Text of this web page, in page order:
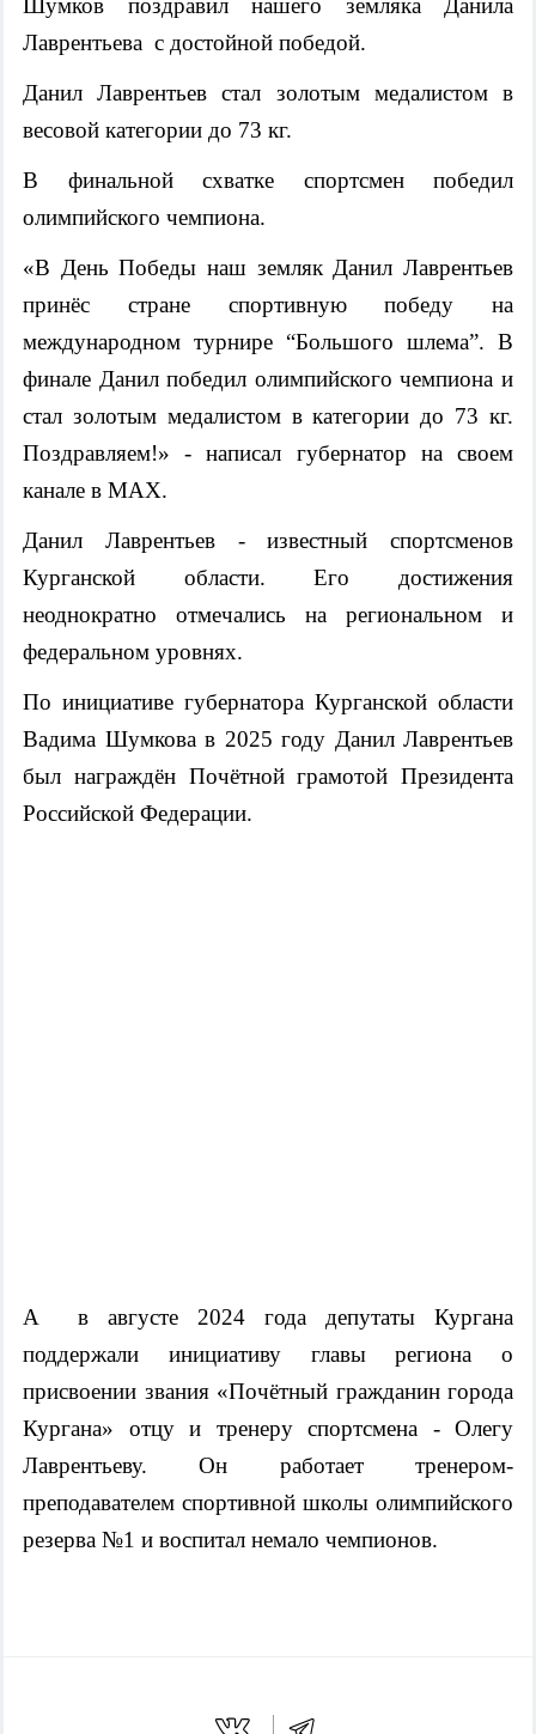
Лаврентьева с достойной победой.
Данил Лаврентьев стал золотым медалистом в
весовой категории до 73 кг.
В финальной схватке спортсмен победил
олимпийского чемпиона.
«В День Победы наш земляк Данил Лаврентьев
принёс стране спортивную победу на
международном турнире “Большого шлема”. В
финале Данил победил олимпийского чемпиона и
стал золотым медалистом в категории до 73 кг.
Поздравляем!» - написал губернатор на своем
канале в MAX.
Данил Лаврентьев - известный спортсменов
Курганской области. Его достижения
неоднократно отмечались на региональном и
федеральном уровнях.
По инициативе губернатора Курганской области
Вадима Шумкова в 2025 году Данил Лаврентьев
был награждён Почётной грамотой Президента
Российской Федерации.
А в августе 2024 года депутаты Кургана
поддержали инициативу главы региона о
присвоении звания «Почётный гражданин города
Кургана» отцу и тренеру спортсмена - Олегу
Лаврентьеву. Он работает тренером-
преподавателем спортивной школы олимпийского
резерва №1 и воспитал немало чемпионов.